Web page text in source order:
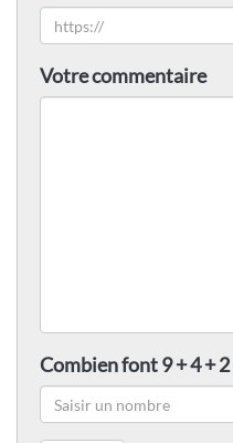
Votre commentaire
Combien font 9 + 4 + 2